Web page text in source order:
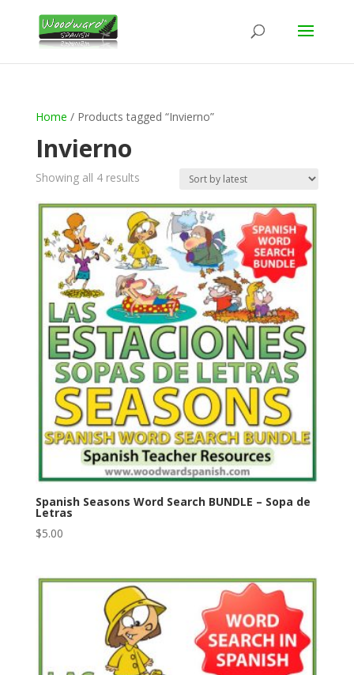
Home / Products tagged “Invierno”
Invierno
Showing all 4 resultsSorted
latest
Spanish Seasons Word Search BUNDLE – Sopa de
Letras
$5.00